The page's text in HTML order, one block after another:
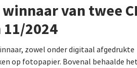
van twee
2024
zowel onder digitaal afgedrukte
op fotopapier. Bovenal behaalde